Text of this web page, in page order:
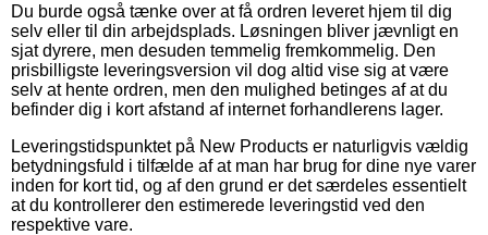
Du burde også tænke over at få ordren leveret hjem til dig
selv eller til din arbejdsplads. Løsningen bliver jævnligt en
sjat dyrere, men desuden temmelig fremkommelig. Den
prisbilligste leveringsversion vil dog altid vise sig at være
selv at hente ordren, men den mulighed betinges af at du
befinder dig i kort afstand af internet forhandlerens lager.
Leveringstidspunktet på New Products er naturligvis vældig
betydningsfuld i tilfælde af at man har brug for dine nye varer
inden for kort tid, og af den grund er det særdeles essentielt
at du kontrollerer den estimerede leveringstid ved den
respektive vare.